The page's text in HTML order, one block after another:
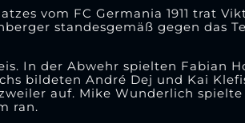
vom FC Germania 1911 trat
standesgemäß gegen das
In der Abwehr spielten Fabian
bildeten André Dej und Kai
auf. Mike Wunderlich
ran.